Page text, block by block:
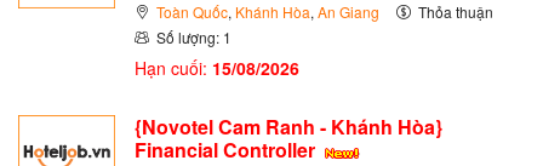
Toàn Quốc, Khánh Hòa,An Giang
Thỏa thuận
Số lượng: 1
Hạn cuối: 15/08/2026
{Novotel Cam Ranh - Khánh Hòa}
Financial Controller